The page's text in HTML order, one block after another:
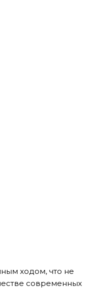
ходом, что не
современных